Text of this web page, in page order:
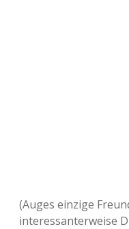
(Auges einzige
interessanterweise